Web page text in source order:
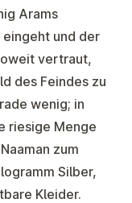
Arams
und der
vertraut,
des Feindes zu
wenig; in
riesige Menge
zum
Silber,
Kleider.